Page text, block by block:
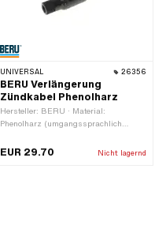
UNIVERSAL 26356
BERU Verlängerung
Zündkabel Phenolharz
Hersteller: BERU · Material:
Phenolharz (umgangssprachlich
· Kerzensteckeraufnahme: SAE ·
EUR 29.70 Nicht lagernd